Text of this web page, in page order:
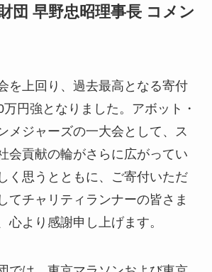
団 早野忠昭理事⻑ コメン
を上回り、過去最高となる寄付
円強となりました。アボット・
メジャーズの一大会として、ス
会貢献の輪がさらに広がってい
く思うとともに、ご寄付いただ
てチャリティランナーの皆さま
心より感謝申し上げます。